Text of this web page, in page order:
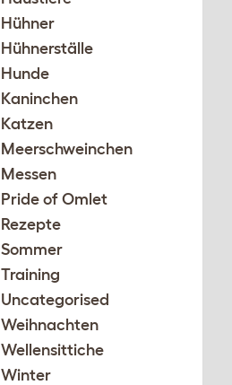
Hühner
Hühnerställe
Hunde
Kaninchen
Katzen
Meerschweinchen
Messen
Pride of Omlet
Rezepte
Sommer
Training
Uncategorised
Weihnachten
Wellensittiche
Winter